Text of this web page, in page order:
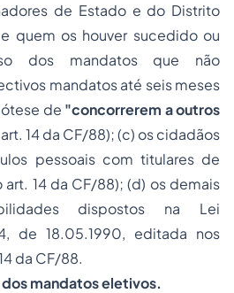
de Estado e do Distrito
quem os houver sucedido ou
dos mandatos que não
mandatos até seis meses
de "concorrerem a outros
art. 14 da CF/88); (c) os cidadãos
pessoais com titulares de
art. 14 da CF/88); (d) os demais
dispostos na Lei
de 18.05.1990, editada nos
da CF/88.
mandatos eletivos.